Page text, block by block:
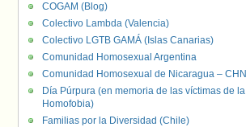
COGAM (Blog)
Colectivo Lambda (Valencia)
Colectivo LGTB GAMÁ (Islas Canarias)
Comunidad Homosexual Argentina
Comunidad Homosexual de Nicaragua – CHN
Día Púrpura (en memoria de las víctimas de la
Homofobia)
Familias por la Diversidad (Chile)